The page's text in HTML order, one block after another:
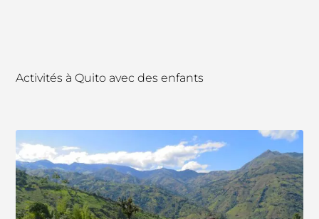
Activités à Quito avec des enfants